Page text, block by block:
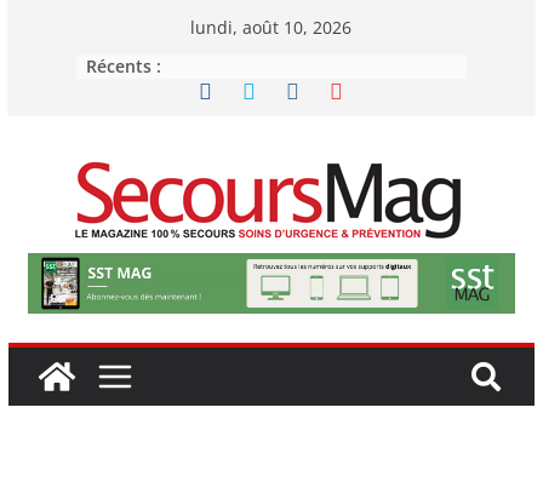
lundi, août 10, 2026
Récents :